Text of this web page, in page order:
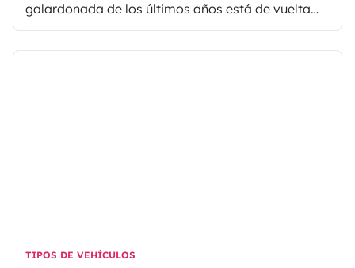
galardonada de los últimos años está de vuelta
para el gran placer de muchos de vosotros.
TIPOS DE VEHÍCULOS